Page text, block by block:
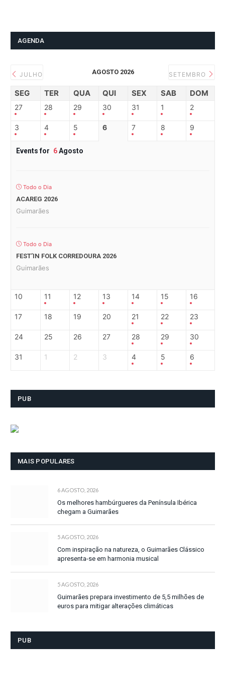
AGENDA
JULHO AGOSTO 2026 SETEMBRO
SEG TER QUA QUI SEX SAB DOM
27 28 29 30 31 1 2
3 4 5 6 7 8 9
Events for 6Agosto
Todo o Dia
ACAREG 2026
Guimarães
Todo o Dia
FEST’IN FOLK CORREDOURA 2026
Guimarães
10 11 12 13 14 15 16
17 18 19 20 21 22 23
24 25 26 27 28 29 30
31 1 2 3 4 5 6
PUB
MAIS POPULARES
6 AGOSTO, 2026
Os melhores hambúrgueres da Península Ibérica
chegam a Guimarães
5 AGOSTO, 2026
Com inspiração na natureza, o Guimarães Clássico
apresenta-se em harmonia musical
5 AGOSTO, 2026
Guimarães prepara investimento de 5,5 milhões de
euros para mitigar alterações climáticas
PUB